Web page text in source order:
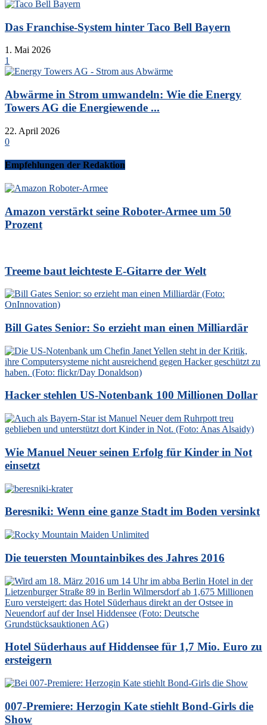
Das Franchise-System hinter Taco Bell Bayern
1. Mai 2026
1
Abwärme in Strom umwandeln: Wie die Energy
Towers AG die Energiewende ...
22. April 2026
0
Empfehlungen der Redaktion
Amazon verstärkt seine Roboter-Armee um 50
Prozent
Treeme baut leichteste E-Gitarre der Welt
Bill Gates Senior: So erzieht man einen Milliardär
Hacker stehlen US-Notenbank 100 Millionen Dollar
Wie Manuel Neuer seinen Erfolg für Kinder in Not
einsetzt
Beresniki: Wenn eine ganze Stadt im Boden versinkt
Die teuersten Mountainbikes des Jahres 2016
Hotel Süderhaus auf Hiddensee für 1,7 Mio. Euro zu
ersteigern
007-Premiere: Herzogin Kate stiehlt Bond-Girls die
Show